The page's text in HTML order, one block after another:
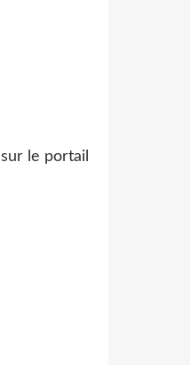
sur le portail